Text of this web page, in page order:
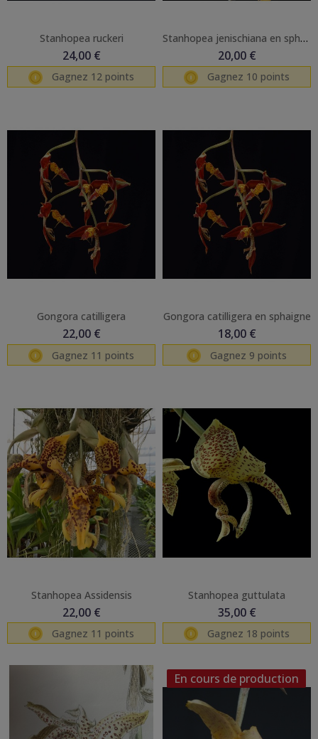
Stanhopea ruckeri
24,00 €
Gagnez 12 points
Stanhopea jenischiana en sphaigne
20,00 €
Gagnez 10 points
Gongora catilligera
22,00 €
Gagnez 11 points
Gongora catilligera en sphaigne
18,00 €
Gagnez 9 points
Stanhopea Assidensis
22,00 €
Gagnez 11 points
Stanhopea guttulata
35,00 €
Gagnez 18 points
En cours de production